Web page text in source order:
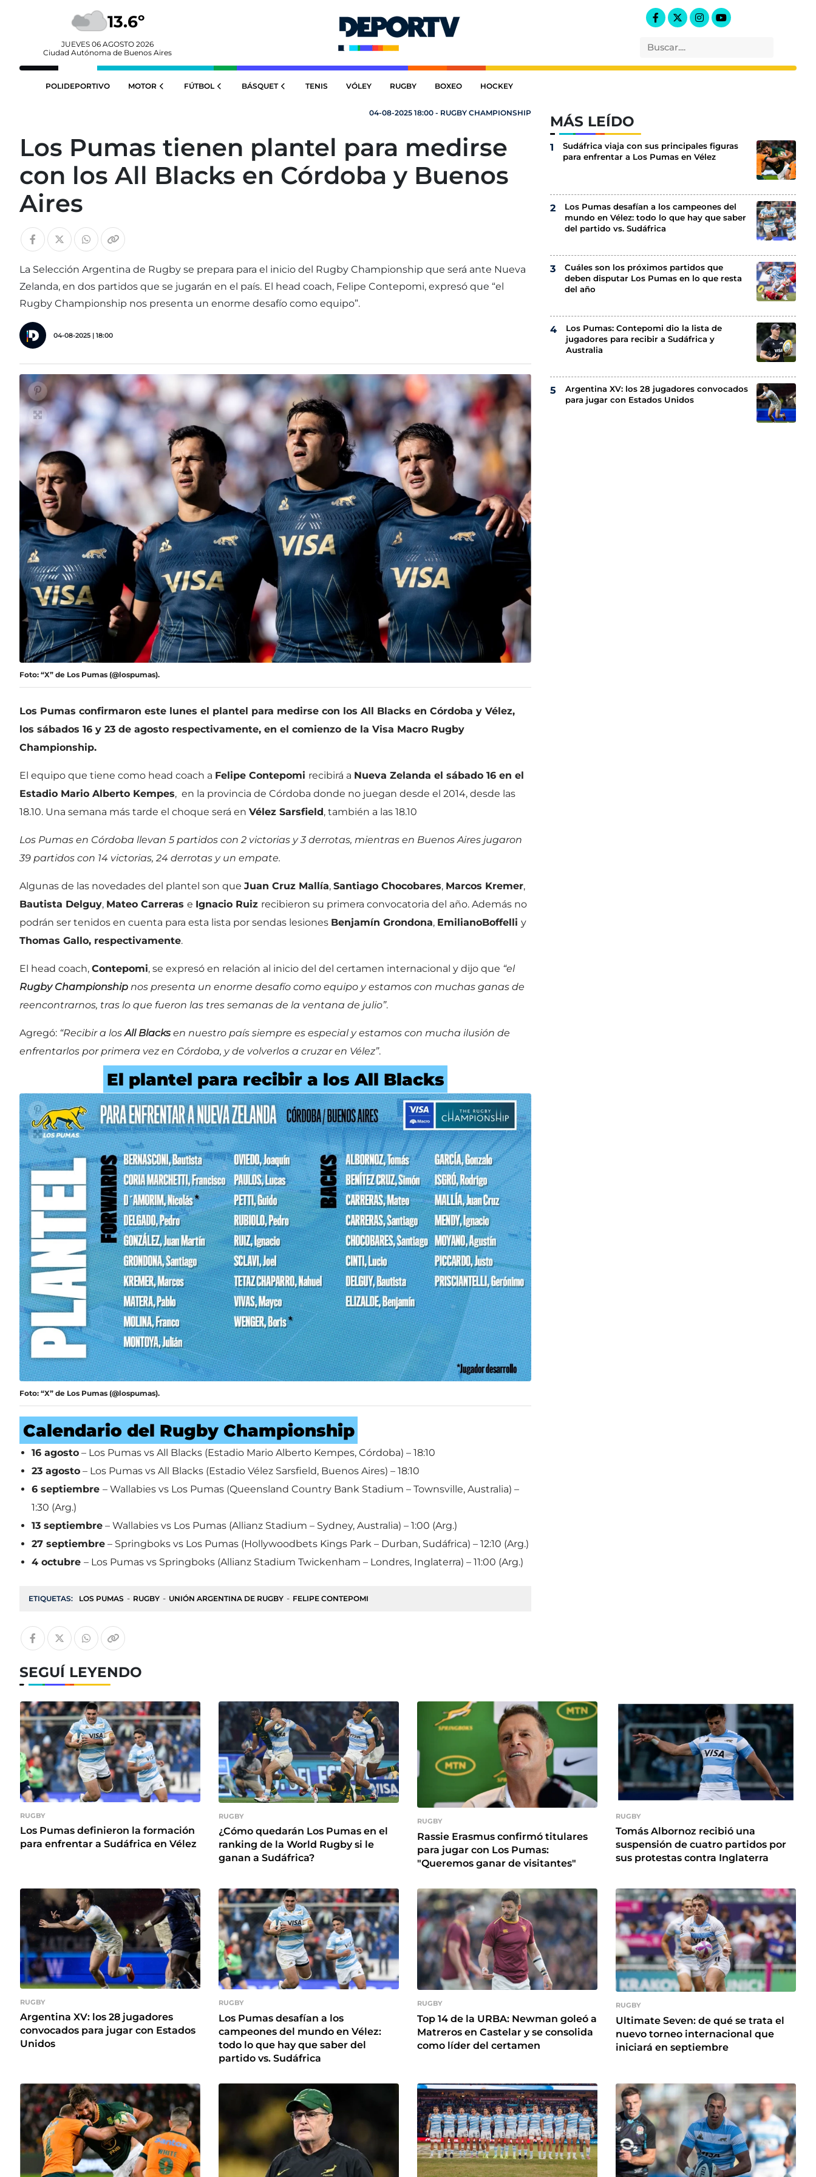
13.6º
JUEVES 06 AGOSTO 2026
Ciudad Autónoma de Buenos Aires
POLIDEPORTIVO MOTOR FÚTBOL BÁSQUET TENIS VÓLEY RUGBY BOXEO HOCKEY
04-08-2025 18:00 - RUGBY CHAMPIONSHIP
Los Pumas tienen plantel para medirse
con los All Blacks en Córdoba y Buenos
Aires
La Selección Argentina de Rugby se prepara para el inicio del Rugby Championship que será ante Nueva
Zelanda, en dos partidos que se jugarán en el país. El head coach, Felipe Contepomi, expresó que “el
Rugby Championship nos presenta un enorme desafío como equipo”.
04-08-2025 | 18:00
Foto: “X” de Los Pumas (@lospumas).
Los Pumas confirmaron este lunes el plantel para medirse con los All Blacks en Córdoba y Vélez,
los sábados 16 y 23 de agosto respectivamente, en el comienzo de la Visa Macro Rugby
Championship.
El equipo que tiene como head coach a Felipe Contepomi recibirá a Nueva Zelanda el sábado 16 en el
Estadio Mario Alberto Kempes, en la provincia de Córdoba donde no juegan desde el 2014, desde las
18.10. Una semana más tarde el choque será en Vélez Sarsfield, también a las 18.10
Los Pumas en Córdoba llevan 5 partidos con 2 victorias y 3 derrotas, mientras en Buenos Aires jugaron
39 partidos con 14 victorias, 24 derrotas y un empate.
Algunas de las novedades del plantel son que Juan Cruz Mallía, Santiago Chocobares, Marcos Kremer,
Bautista Delguy, Mateo Carreras e Ignacio Ruiz recibieron su primera convocatoria del año. Además no
podrán ser tenidos en cuenta para esta lista por sendas lesiones Benjamín Grondona, EmilianoBoffelli y
Thomas Gallo, respectivamente.
El head coach, Contepomi, se expresó en relación al inicio del del certamen internacional y dijo que “el
Rugby Championship nos presenta un enorme desafío como equipo y estamos con muchas ganas de
reencontrarnos, tras lo que fueron las tres semanas de la ventana de julio”.
Agregó: “Recibir a losAll Blacks en nuestro país siempre es especial y estamos con mucha ilusión de
enfrentarlos por primera vez en Córdoba, y de volverlos a cruzar en Vélez”.
El plantel para recibir a los All Blacks
Foto: “X” de Los Pumas (@lospumas).
Calendario del Rugby Championship
16 agosto – Los Pumas vs All Blacks (Estadio Mario Alberto Kempes, Córdoba) – 18:10
23 agosto – Los Pumas vs All Blacks (Estadio Vélez Sarsfield, Buenos Aires) – 18:10
6 septiembre – Wallabies vs Los Pumas (Queensland Country Bank Stadium – Townsville, Australia) –
1:30 (Arg.)
13 septiembre – Wallabies vs Los Pumas (Allianz Stadium – Sydney, Australia) – 1:00 (Arg.)
27 septiembre – Springboks vs Los Pumas (Hollywoodbets Kings Park – Durban, Sudáfrica) – 12:10 (Arg.)
4 octubre – Los Pumas vs Springboks (Allianz Stadium Twickenham – Londres, Inglaterra) – 11:00 (Arg.)
ETIQUETAS: LOS PUMAS RUGBY UNIÓN ARGENTINA DE RUGBY FELIPE CONTEPOMI
MÁS LEÍDO
Sudáfrica viaja con sus principales figuras
para enfrentar a Los Pumas en Vélez
Los Pumas desafían a los campeones del
mundo en Vélez: todo lo que hay que saber
del partido vs. Sudáfrica
Cuáles son los próximos partidos que
deben disputar Los Pumas en lo que resta
del año
Los Pumas: Contepomi dio la lista de
jugadores para recibir a Sudáfrica y
Australia
Argentina XV: los 28 jugadores convocados
para jugar con Estados Unidos
SEGUÍ LEYENDO
RUGBY
Los Pumas definieron la formación
para enfrentar a Sudáfrica en Vélez
RUGBY
¿Cómo quedarán Los Pumas en el
ranking de la World Rugby si le
ganan a Sudáfrica?
RUGBY
Rassie Erasmus confirmó titulares
para jugar con Los Pumas:
"Queremos ganar de visitantes"
RUGBY
Tomás Albornoz recibió una
suspensión de cuatro partidos por
sus protestas contra Inglaterra
RUGBY
Argentina XV: los 28 jugadores
convocados para jugar con Estados
Unidos
RUGBY
Los Pumas desafían a los
campeones del mundo en Vélez:
todo lo que hay que saber del
partido vs. Sudáfrica
RUGBY
Top 14 de la URBA: Newman goleó a
Matreros en Castelar y se consolida
como líder del certamen
RUGBY
Ultimate Seven: de qué se trata el
nuevo torneo internacional que
iniciará en septiembre